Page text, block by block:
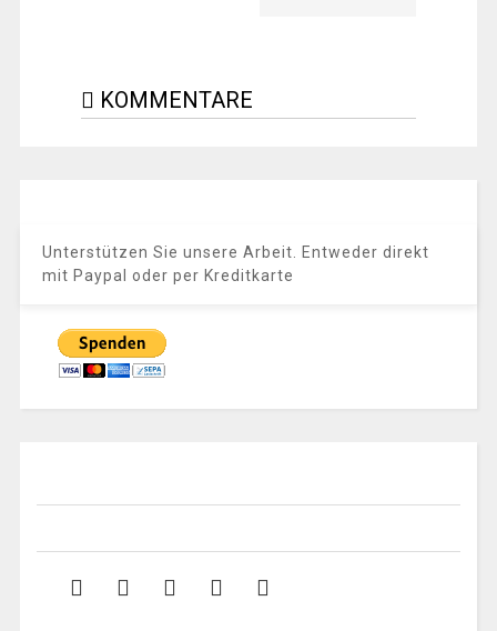
KOMMENTARE
Unterstützen Sie unsere Arbeit. Entweder direkt
mit Paypal oder per Kreditkarte